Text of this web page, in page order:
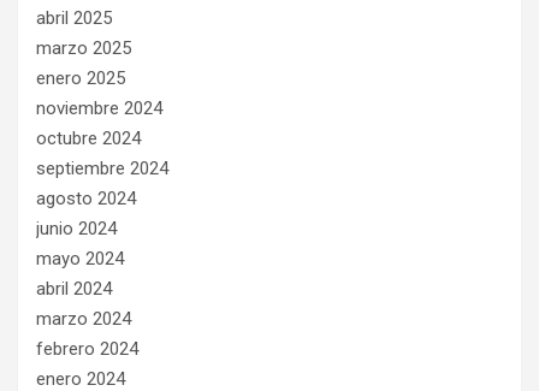
abril 2025
marzo 2025
enero 2025
noviembre 2024
octubre 2024
septiembre 2024
agosto 2024
junio 2024
mayo 2024
abril 2024
marzo 2024
febrero 2024
enero 2024